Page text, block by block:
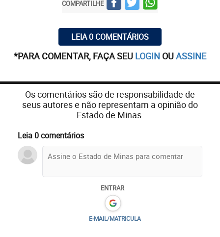
COMPARTILHE
LEIA 0 COMENTÁRIOS
*PARA COMENTAR, FAÇA SEU LOGIN OUASSINE
Os comentários são de responsabilidade de
seus autores e não representam a opinião do
Estado de Minas.
Leia 0 comentários
ENTRAR
E-MAIL/MATRICULA